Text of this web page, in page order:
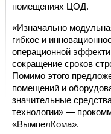
помещениях ЦОД.
«Изначально
гибкое и
операционной
сокращение сроков
Помимо этого
помещений и
значительные
технологии» —
«ВымпелКома».